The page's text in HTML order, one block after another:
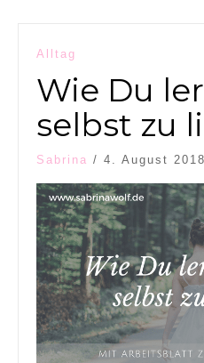
Alltag
Wie Du
selbst zu
Sabrina / 4. August 2018